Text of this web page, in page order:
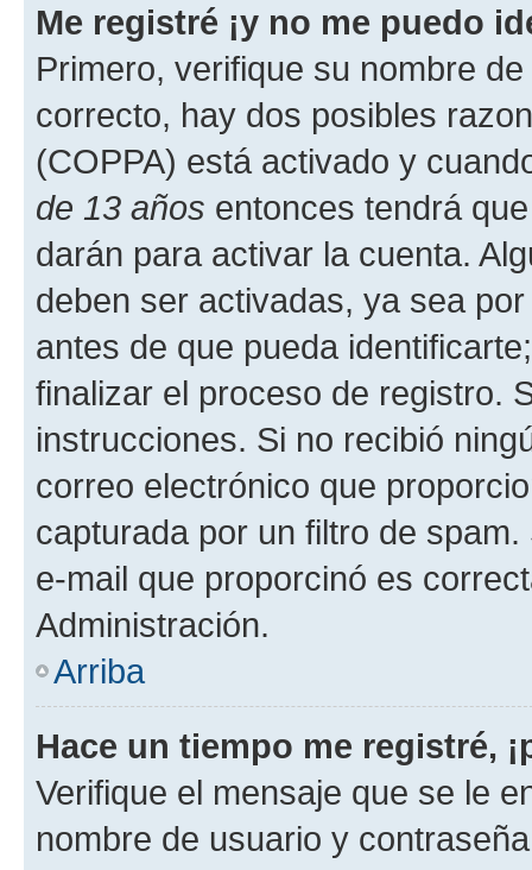
Me registré ¡y no me puedo
Primero, verifique su nombre
correcto, hay dos posibles
(COPPA) está activado y
de 13 años entonces tendrá
darán para activar la cuenta.
deben ser activadas, ya sea
antes de que pueda
finalizar el proceso de registro.
instrucciones. Si no recibió
correo electrónico que
capturada por un filtro de
e-mail que proporcinó es
Administración.
Arriba
Hace un tiempo me registré,
Verifique el mensaje que se le
nombre de usuario y